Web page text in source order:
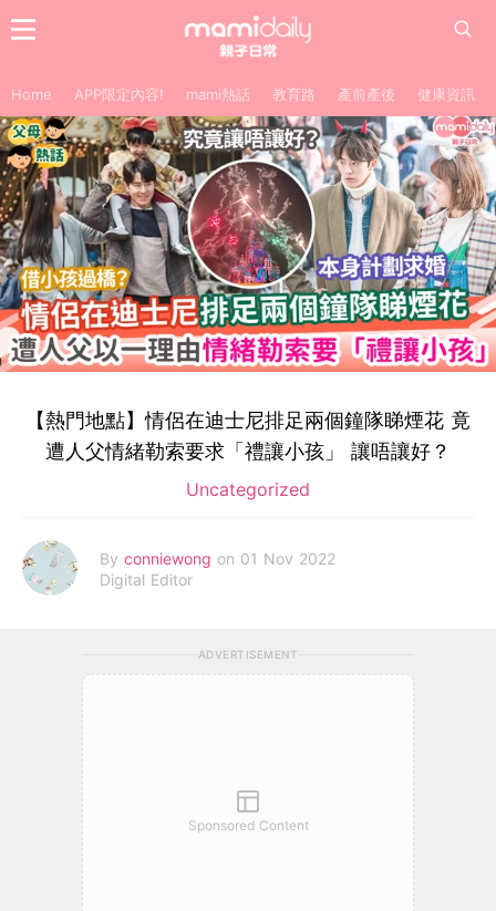
Home APP限定內容! mami熱話 教育路 產前產後 健康資訊
【熱門地點】情侶在迪士尼排足兩個鐘隊睇煙花 竟
遭人父情緒勒索要求「禮讓小孩」 讓唔讓好？
Uncategorized
By conniewong on 01 Nov 2022
Digital Editor
ADVERTISEMENT
Sponsored Content